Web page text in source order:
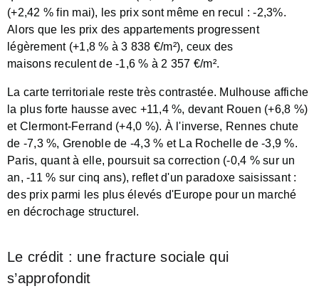
(+2,42 % fin mai), les prix sont même en recul : -2,3%.
Alors que les prix des appartements progressent
légèrement (+1,8 % à 3 838 €/m²), ceux des
maisons reculent de -1,6 % à 2 357 €/m².
La carte territoriale reste très contrastée. Mulhouse affiche
la plus forte hausse avec +11,4 %, devant Rouen (+6,8 %)
et Clermont-Ferrand (+4,0 %). À l'inverse, Rennes chute
de -7,3 %, Grenoble de -4,3 % et La Rochelle de -3,9 %.
Paris, quant à elle, poursuit sa correction (-0,4 % sur un
an, -11 % sur cinq ans), reflet d'un paradoxe saisissant :
des prix parmi les plus élevés d'Europe pour un marché
en décrochage structurel.
Le crédit : une fracture sociale qui
s’approfondit